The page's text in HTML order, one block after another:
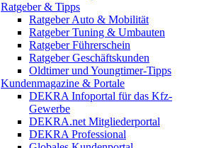
Ratgeber & Tipps
Ratgeber Auto & Mobilität
Ratgeber Tuning & Umbauten
Ratgeber Führerschein
Ratgeber Geschäftskunden
Oldtimer und Youngtimer-Tipps
Kundenmagazine & Portale
DEKRA Infoportal für das Kfz-
Gewerbe
DEKRA.net Mitgliederportal
DEKRA Professional